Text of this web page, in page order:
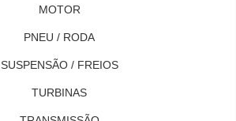
MOTOR
PNEU / RODA
SUSPENSÃO / FREIOS
TURBINAS